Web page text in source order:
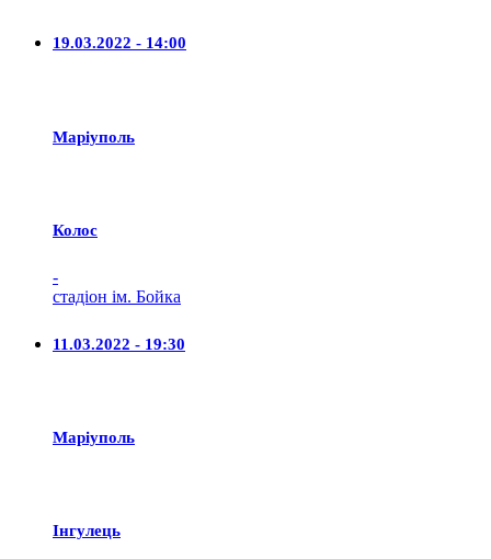
19.03.2022 - 14:00
Маріуполь
Колос
-
стадіон ім. Бойка
11.03.2022 - 19:30
Маріуполь
Iнгулець